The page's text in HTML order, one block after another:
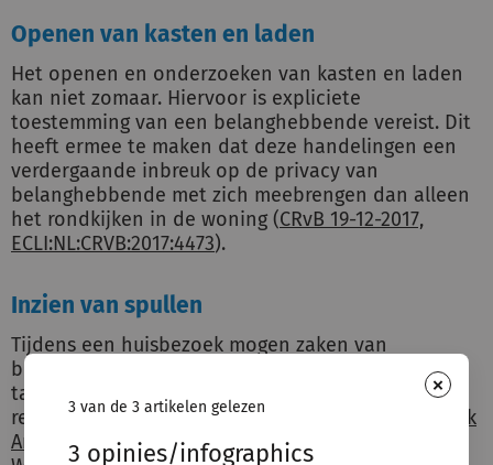
×
3 van de 3 artikelen gelezen
3 opinies/infographics
Openen van kasten en laden
Het openen en onderzoeken van kasten en laden
kan niet zomaar. Hiervoor is expliciete
toestemming van een belanghebbende vereist. Dit
heeft ermee te maken dat deze handelingen een
verdergaande inbreuk op de privacy van
belanghebbende met zich meebrengen dan alleen
het rondkijken in de woning (CRvB 19-12-2017,
ECLI:NL:CRVB:2017:4473).
Inzien van spullen
Tijdens een huisbezoek mogen zaken van
belanghebbende worden ingezien, bijvoorbeeld
tassen of computers. Hiervoor is geen specifieke
redelijke grond vereist (zie bijvoorbeeld
Rechtbank
Arnhem 12-07-2012, ECLI:NL:RBARN:2012:BX8900